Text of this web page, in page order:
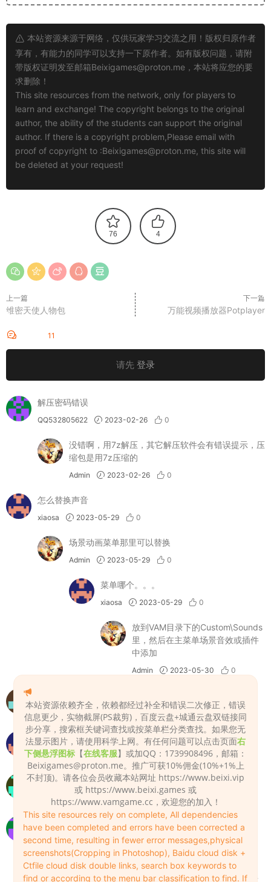
本站资源来源于网络，仅供玩家学习交流之用！版权归原作者
享有，有能力的同学可以支持一下原作者。如有版权问题，请附
带版权证明发至邮箱Beixigames@proton.me ，本站将应您的要
求删除！
This site resources from the network, only for players to
learn and exchange! The copyright belongs to the original
author, the ability of the students can support the original
author. If there is a copyright problem,Please email with
proof of copyright to :Beixigames@proton.me, this site will
be deleted at your request!
76 4
上一篇
维密天使人物包
下一篇
万能视频播放器Potplayer
11
请先 登录
解压密码错误
QQ532805622 2023-02-26 0
没错啊，用7z解压，其它解压软件会有错误提示，压
缩包是用7z压缩的
Admin 2023-02-26 0
怎么替换声音
xiaosa 2023-05-29 0
场景动画菜单那里可以替换
Admin 2023-05-29 0
菜单哪个。。。
xiaosa 2023-05-29 0
放到VAM目录下的Custom\Sounds
里，然后在主菜单场景音效或插件
中添加
Admin 2023-05-30 0
xyq021827 2023-10-31 0
666
forever_3d 2023-12-19 0
想试试看如何
animamalll 2024-01-16
主菜单场景音效或插件中添加也添加不上，怎么办？
lu870614 2024-03-04 0
解压后（解压两次），放到VAM目录下的
Custom\Sounds里，然后在主菜单场景音效或插件
本站资源依赖齐全，依赖都经过补全和错误二次修正，错误
信息更少，实物截屏(PS裁剪)，百度云盘+城通云盘双链接同
步分享，搜索框关键词查找或按菜单栏分类查找。如果您无
法显示图片，请使用科学上网。有任何问题可以点击页面右
下侧悬浮图标 【在线客服】或加QQ：1739908496，邮箱：
Beixigames@proton.me。推广可获10%佣金(10%+1%上
不封顶)。请各位会员收藏本站网址 https://www.beixi.vip
或 https://www.beixi.games 或
https://www.vamgame.cc，欢迎您的加入！
This site resources rely on complete, All dependencies
have been completed and errors have been corrected a
second time, resulting in fewer error messages,physical
screenshots(Cropping in Photoshop), Baidu cloud disk +
Ctfile cloud disk double links, search box keywords to
find or according to the menu bar classification to find. If